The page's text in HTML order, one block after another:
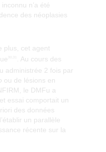
n’a été
des néoplasies
plus, cet agent
. Au cours des
administrée 2 fois par
ou de lésions en
le DMFu a
essai comportait un
des données
un parallèle
récente sur la